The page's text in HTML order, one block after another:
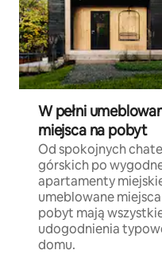
W pełni
miejsca na pobyt
Od spokojnych
górskich po
apartamenty
umeblowane
pobyt mają
udogodnienia
domu.